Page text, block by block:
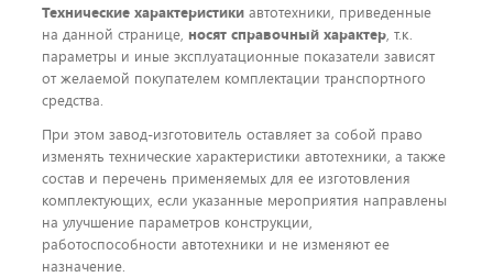
Технические характеристики автотехники, приведенные
на данной странице, носят справочный характер, т.к.
параметры и иные эксплуатационные показатели зависят
от желаемой покупателем комплектации транспортного
средства.
При этом завод-изготовитель оставляет за собой право
изменять технические характеристики автотехники, а также
состав и перечень применяемых для ее изготовления
комплектующих, если указанные мероприятия направлены
на улучшение параметров конструкции,
работоспособности автотехники и не изменяют ее
назначение.